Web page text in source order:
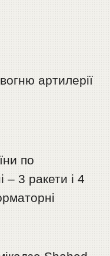
артилерії
по
– 3 ракети і 4